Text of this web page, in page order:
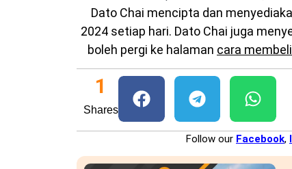
Dato Chai mencipta dan
2024 setiap hari. Dato Chai juga
boleh pergi ke halaman cara
Shares
1
Follow our Facebook,